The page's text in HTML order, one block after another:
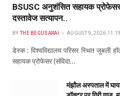
BSUSC अनुशंसित सहायक प्रोफेसर
दस्तावेज सत्यापन..
BY THE BEGUSARAI AUGUST 9, 2026
डेस्क : विश्वविद्यालय परिसर स्थित जुबली
सहायक प्रोफेसर (संविदा…
मंझौल अस्पताल में